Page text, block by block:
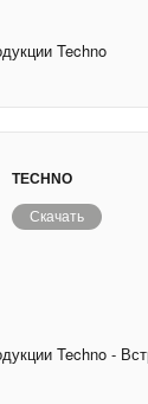
Techno
TECHNO
Скачать
Techno -